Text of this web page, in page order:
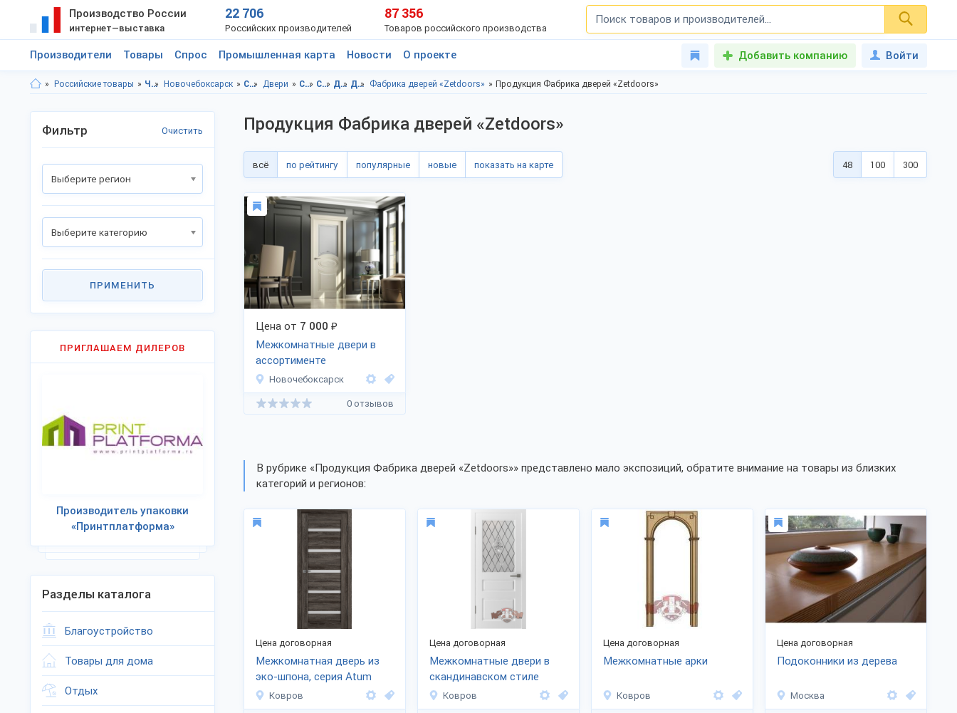
Производство России
интернет—выставка
22 706
Российских производителей
87 356
Товаров российского производства
Производители Товары Спрос Промышленная карта Новости О проекте Добавить компанию Войти
Российские товары Чувашская респ. Новочебоксарск Строительство и ремонт Двери Строительство и ремонт, Чувашская респ. Строительство и ремонт, г.Новочебоксарск Двери, Чувашская респ. Двери, г.Новочебоксарск Фабрика дверей «Zetdoors» Продукция Фабрика дверей «Zetdoors»
Продукция Фабрика дверей «Zetdoors»
всё по рейтингу популярные новые показать на карте 48 100 300
Цена от 7 000 ₽
Межкомнатные двери в
ассортименте
Новочебоксарск
0 отзывов
В рубрике «Продукция Фабрика дверей «Zetdoors»» представлено мало экспозиций, обратите внимание на товары из близких
категорий и регионов:
Цена договорная
Межкомнатная дверь из
эко-шпона, серия Atum
Ковров
Цена договорная
Межкомнатные двери в
скандинавском стиле
Ковров
Цена договорная
Межкомнатные арки
Ковров
Цена договорная
Подоконники из дерева
Москва
Фильтр Очистить
Выберите регион
Выберите категорию
ПРИМЕНИТЬ
ПРИГЛАШАЕМ ДИЛЕРОВ
Производитель упаковки
«Принтплатформа»
Разделы каталога
Благоустройство
Товары для дома
Отдых